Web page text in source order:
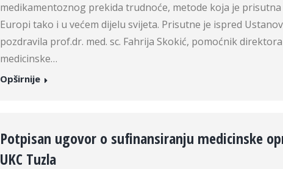
medikamentoznog prekida trudnoće, metode koja je
Europi tako i u većem dijelu svijeta. Prisutne je ispred
pozdravila prof.dr. med. sc. Fahrija Skokić, pomoćnik
medicinske…
Opširnije
Potpisan ugovor o sufinansiranju medicinske
UKC Tuzla